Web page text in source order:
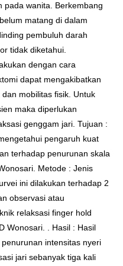
pada wanita. Berkembang
matang di dalam
pembuluh darah
tidak diketahui.
dengan cara
dapat mengakibatkan
mobilitas fisik. Untuk
maka diperlukan
genggam jari. Tujuan :
pengaruh kuat
terhadap penurunan skala
Metode : Jenis
ini dilakukan terhadap 2
observasi atau
relaksasi finger hold
Wonosari. . Hasil : Hasil
intensitas nyeri
jari sebanyak tiga kali